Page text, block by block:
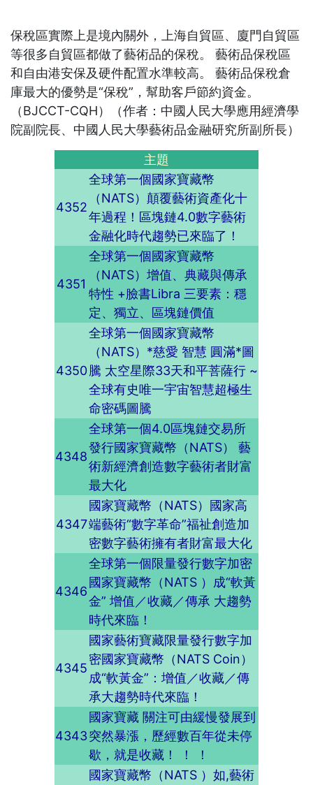
保稅區實際上是境內關外，上海自貿區、廈門自貿區
等很多自貿區都做了藝術品的保稅。 藝術品保稅區
和自由港安保及硬件配置水準較高。 藝術品保稅倉
庫最大的優勢是“保稅”，幫助客戶節約資金。
（BJCCT-CQH）
（作者：中國人民大學應用經濟學
院副院長、中國人民大學藝術品金融研究所副所長）
主題
4352
全球第一個國家寶藏幣
（NATS）顛覆藝術資產化十
年過程！區塊鏈4.0數字藝術
金融化時代趨勢已來臨了！
4351
全球第一個國家寶藏幣
（NATS）增值、典藏與傳承
特性 +臉書Libra 三要素：穩
定、獨立、區塊鏈價值
4350
全球第一個國家寶藏幣
（NATS）*慈愛 智慧 圓滿*圖
騰 太空星際33天和平菩薩行 ~
全球有史唯一宇宙智慧超極生
命密碼圖騰
4348
全球第一個4.0區塊鏈交易所
發行國家寶藏幣（NATS） 藝
術新經濟創造數字藝術者財富
最大化
4347
國家寶藏幣（NATS）國家高
端藝術“數字革命”福祉創造加
密數字藝術擁有者財富最大化
4346
全球第一個限量發行數字加密
國家寶藏幣（NATS ）成“軟黃
金” 增值／收藏／傳承 大趨勢
時代來臨！
4345
國家藝術寶藏限量發行數字加
密國家寶藏幣（NATS Coin）
成“軟黃金”：增值／收藏／傳
承大趨勢時代來臨！
4343
國家寶藏 關注可由緩慢發展到
突然暴漲，歷經數百年從未停
歇，就是收藏！ ！ ！
國家寶藏幣（NATS ）如,藝術